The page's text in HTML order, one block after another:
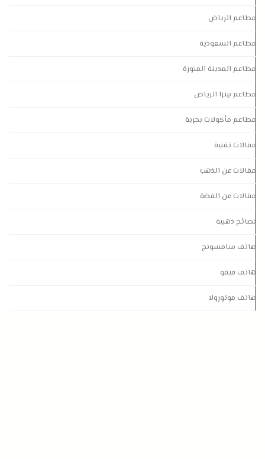
مطاعم الرياض
مطاعم السعودية
مطاعم المدينة المنورة
مطاعم بيتزا الرياض
مطاعم مأكولات بحرية
مقالات تقنية
مقالات عن الذهب
مقالات عن الفضة
نصائح ذهبية
هاتف سامسونج
هاتف فيفو
هاتف موتورولا